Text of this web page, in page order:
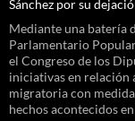
Sánchez por su
Mediante una batería
Parlamentario
el Congreso de los
iniciativas en relación
migratoria con
hechos acontecidos